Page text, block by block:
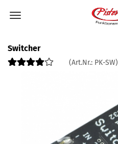
Switcher
(Art.Nr.: PK-SW)